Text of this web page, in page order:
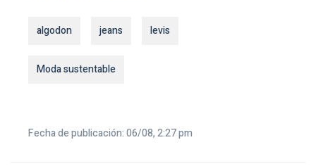
algodon jeans levis
Moda sustentable
Fecha de publicación: 06/08, 2:27 pm